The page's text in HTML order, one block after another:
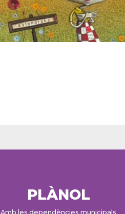
PLÀNOL
Amb les dependències municipals